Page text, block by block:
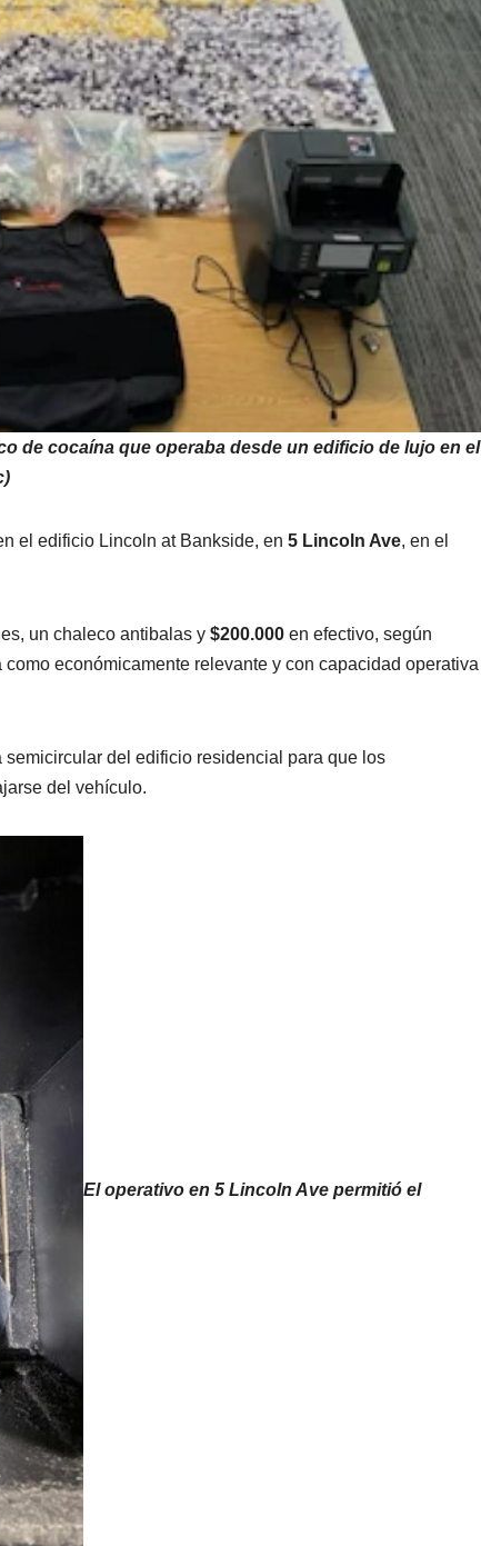
de cocaína que operaba desde un edificio de lujo en el
el edificio Lincoln at Bankside, en 5 Lincoln Ave, en el
un chaleco antibalas y $200.000 en efectivo, según
económicamente relevante y con capacidad operativa
del edificio residencial para que los
del vehículo.
El operativo en 5 Lincoln Ave permitió el